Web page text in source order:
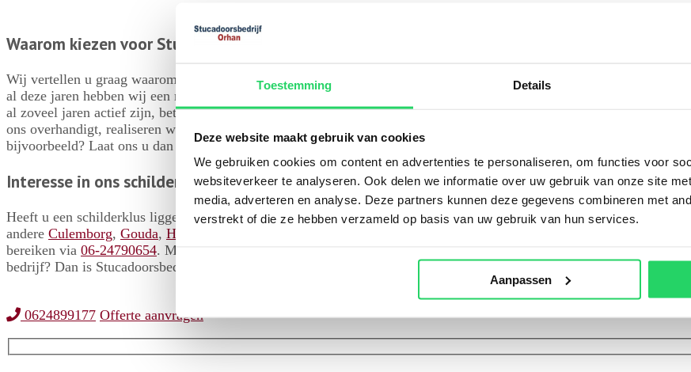
Toestemming Details
Deze website maakt gebruik van cookies
We gebruiken cookies om content en advertenties te personaliseren, om functies voor
websiteverkeer te analyseren. Ook delen we informatie over uw gebruik van onze site
media, adverteren en analyse. Deze partners kunnen deze gegevens combineren met
verstrekt of die ze hebben verzameld op basis van uw gebruik van hun services.
Aanpassen
Waarom kiezen voor Stucadoorsbedrijf Orhan?
Wij vertellen u graag waarom u met het kiezen voor Stucadoorsbedrijf Orhan een verstandige keus maakt. Zo
al deze jaren hebben wij een mooi niveau van kwaliteit en continuïteit weten te bereiken. U weet dus zeker dat uw
al zoveel jaren actief zijn, betekent niet dat wij elke opdracht als routineklus zien. Wij leveren graag maatwerk. Van
ons overhandigt, realiseren wij precies zoals u voor ogen heeft. Weet u niet precies waar u in uw situatie het beste
bijvoorbeeld? Laat ons u dan vrijblijvend adviseren. Dat hoort gewoon bij onze service.
Interesse in ons schilderwerk?
Heeft u een schilderklus liggen voor onze vakmensen? Neem dan vandaag nog contact op met Stucadoorsbedrijf
andere Culemborg, Gouda, Houten
bereiken via 06-24790654. Mailt u liever? Stuur dan uw vraag of verzoek naar
. Kiest u
bedrijf? Dan is Stucadoorsbedrijf Orhan uw ideale partner. Wanneer mogen wij uw schilderwerk oppakken?
0624899177 Offerte aanvragen